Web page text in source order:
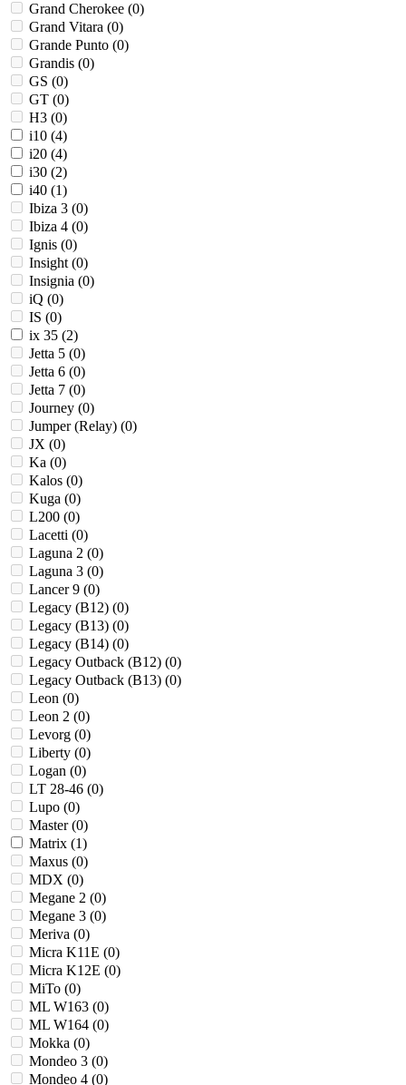
Grand Cherokee (0)
Grand Vitara (0)
Grande Punto (0)
Grandis (0)
GS (0)
GT (0)
H3 (0)
i10 (4)
i20 (4)
i30 (2)
i40 (1)
Ibiza 3 (0)
Ibiza 4 (0)
Ignis (0)
Insight (0)
Insignia (0)
iQ (0)
IS (0)
ix 35 (2)
Jetta 5 (0)
Jetta 6 (0)
Jetta 7 (0)
Journey (0)
Jumper (Relay) (0)
JX (0)
Ka (0)
Kalos (0)
Kuga (0)
L200 (0)
Lacetti (0)
Laguna 2 (0)
Laguna 3 (0)
Lancer 9 (0)
Legacy (B12) (0)
Legacy (B13) (0)
Legacy (B14) (0)
Legacy Outback (B12) (0)
Legacy Outback (B13) (0)
Leon (0)
Leon 2 (0)
Levorg (0)
Liberty (0)
Logan (0)
LT 28-46 (0)
Lupo (0)
Master (0)
Matrix (1)
Maxus (0)
MDX (0)
Megane 2 (0)
Megane 3 (0)
Meriva (0)
Micra K11E (0)
Micra K12E (0)
MiTo (0)
ML W163 (0)
ML W164 (0)
Mokka (0)
Mondeo 3 (0)
Mondeo 4 (0)